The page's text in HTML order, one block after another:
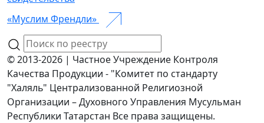
«Муслим Френдли»
© 2013-2026 | Частное Учреждение Контроля
Качества Продукции - "Комитет по стандарту
"Халяль" Централизованной Религиозной
Организации – Духовного Управления Мусульман
Республики Татарстан Все права защищены.